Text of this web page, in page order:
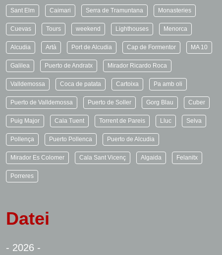
Sant Elm Caimari Serra de Tramuntana Monasteries
Cuevas Tours weekend Lighthouses Menorca
Alcudia Artà Port de Alcudia Cap de Formentor MA 10
Galilea Puerto de Andratx Mirador Ricardo Roca
Valldemossa Coca de patata Cartoixa Pa amb oli
Puerto de Valldemossa Puerto de Soller Gorg Blau Cuber
Puig Major Cala Tuent Torrent de Pareis Lluc Selva
Pollença Puerto Pollenca Puerto de Alcudia
Mirador Es Colomer Cala Sant Vicenç Algaida Felanitx
Porreres
Datei
- 2026 -